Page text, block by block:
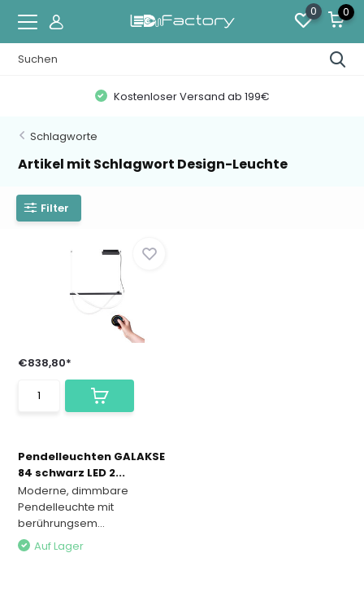
0 0
Kostenloser Versand ab 199€
Schlagworte
Artikel mit Schlagwort Design-Leuchte
Filter
€838,80*
Pendelleuchten GALAKSE
84 schwarz LED 2...
Moderne, dimmbare
Pendelleuchte mit
berührungsem...
Auf Lager